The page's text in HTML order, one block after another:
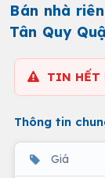
Bán nhà
Tân Quy
TIN HẾT
Thông tin
Giá